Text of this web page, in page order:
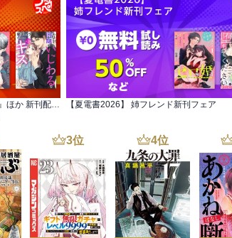
【夏電書2026】 姉フレンド新刊フェア
3位 4位